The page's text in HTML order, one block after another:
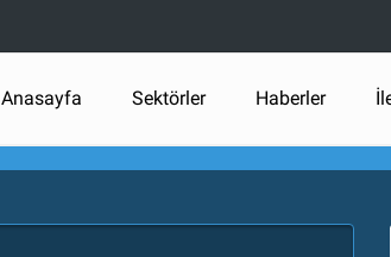
Anasayfa Sektörler Haberler